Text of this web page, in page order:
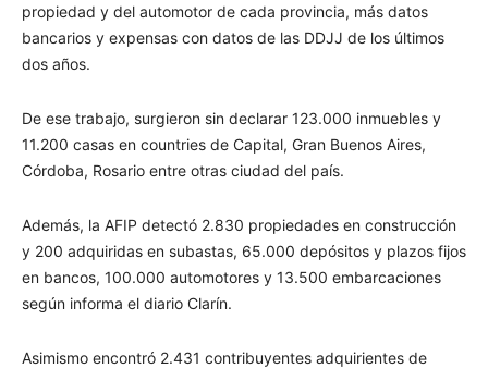
propiedad y del automotor de cada provincia, más datos
bancarios y expensas con datos de las DDJJ de los últimos
dos años.
De ese trabajo, surgieron sin declarar 123.000 inmuebles y
11.200 casas en countries de Capital, Gran Buenos Aires,
Córdoba, Rosario entre otras ciudad del país.
Además, la AFIP detectó 2.830 propiedades en construcción
y 200 adquiridas en subastas, 65.000 depósitos y plazos fijos
en bancos, 100.000 automotores y 13.500 embarcaciones
según informa el diario Clarín.
Asimismo encontró 2.431 contribuyentes adquirientes de